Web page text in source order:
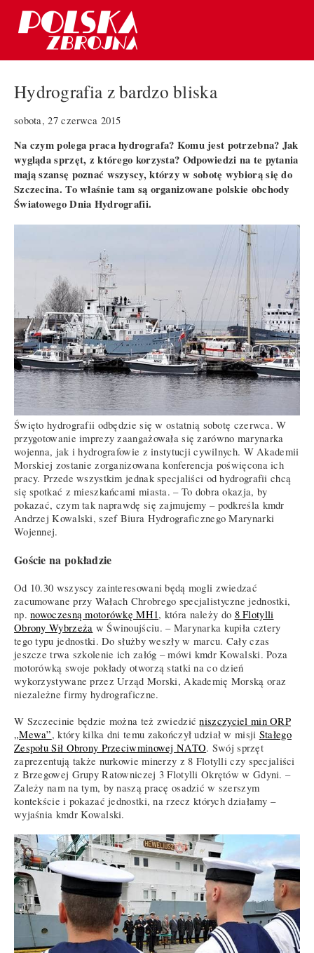
Hydrografia z bardzo bliska
sobota, 27 czerwca 2015
Na czym polega praca hydrografa? Komu jest potrzebna? Jak
wygląda sprzęt, z którego korzysta? Odpowiedzi na te pytania
mają szansę poznać wszyscy, którzy w sobotę wybiorą się do
Szczecina. To właśnie tam są organizowane polskie obchody
Światowego Dnia Hydrografii.
Święto hydrografii odbędzie się w ostatnią sobotę czerwca. W
przygotowanie imprezy zaangażowała się zarówno marynarka
wojenna, jak i hydrografowie z instytucji cywilnych. W Akademii
Morskiej zostanie zorganizowana konferencja poświęcona ich
pracy. Przede wszystkim jednak specjaliści od hydrografii chcą
się spotkać z mieszkańcami miasta. – To dobra okazja, by
pokazać, czym tak naprawdę się zajmujemy – podkreśla kmdr
Andrzej Kowalski, szef Biura Hydrograficznego Marynarki
Wojennej.
Goście na pokładzie
Od 10.30 wszyscy zainteresowani będą mogli zwiedzać
zacumowane przy Wałach Chrobrego specjalistyczne jednostki,
np.nowoczesną motorówkę MH1, która należy do 8 Flotylli
Obrony Wybrzeża w Świnoujściu. – Marynarka kupiła cztery
tego typu jednostki. Do służby weszły w marcu. Cały czas
jeszcze trwa szkolenie ich załóg – mówi kmdr Kowalski. Poza
motorówką swoje pokłady otworzą statki na co dzień
wykorzystywane przez Urząd Morski, Akademię Morską oraz
niezależne firmy hydrograficzne.
W Szczecinie będzie można też zwiedzićniszczyciel min ORP
„Mewa”, który kilka dni temu zakończył udział w misji Stałego
Zespołu Sił Obrony Przeciwminowej NATO. Swój sprzęt
zaprezentują także nurkowie minerzy z 8 Flotylli czy specjaliści
z Brzegowej Grupy Ratowniczej 3 Flotylli Okrętów w Gdyni. –
Zależy nam na tym, by naszą pracę osadzić w szerszym
kontekście i pokazać jednostki, na rzecz których działamy –
wyjaśnia kmdr Kowalski.